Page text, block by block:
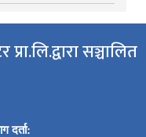
सञ्चालित
दर्ता: